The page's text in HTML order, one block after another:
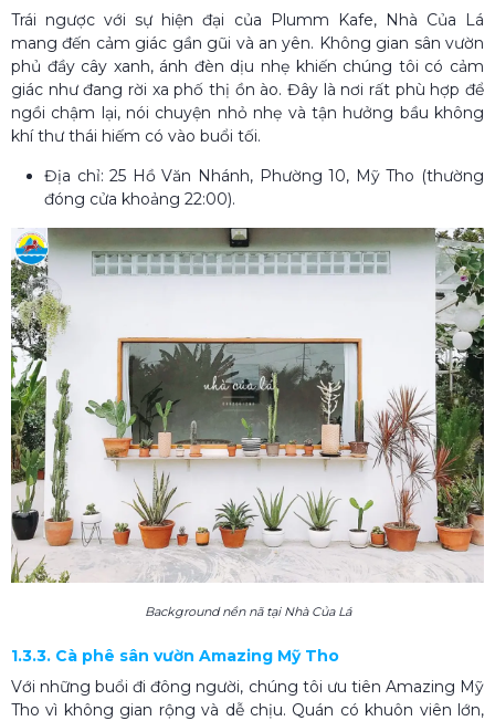
Trái ngược với sự hiện đại của Plumm Kafe, Nhà Của Lá
mang đến cảm giác gần gũi và an yên. Không gian sân vườn
phủ đầy cây xanh, ánh đèn dịu nhẹ khiến chúng tôi có cảm
giác như đang rời xa phố thị ồn ào. Đây là nơi rất phù hợp để
ngồi chậm lại, nói chuyện nhỏ nhẹ và tận hưởng bầu không
khí thư thái hiếm có vào buổi tối.
Địa chỉ: 25 Hồ Văn Nhánh, Phường 10, Mỹ Tho (thường
đóng cửa khoảng 22:00).
Background nền nã tại Nhà Của Lá
1.3.3. Cà phê sân vườn Amazing Mỹ Tho
Với những buổi đi đông người, chúng tôi ưu tiên Amazing Mỹ
Tho vì không gian rộng và dễ chịu. Quán có khuôn viên lớn,